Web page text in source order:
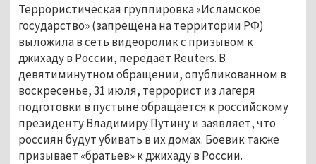
Террористическая группировка «Исламское
государство» (запрещена на территории РФ)
выложила в сеть видеоролик с призывом к
джихаду в России, передаёт Reuters. В
девятиминутном обращении, опубликованном в
воскресенье, 31 июля, террорист из лагеря
подготовки в пустыне обращается к российскому
президенту Владимиру Путину и заявляет, что
россиян будут убивать в их домах. Боевик также
призывает «братьев» к джихаду в России.